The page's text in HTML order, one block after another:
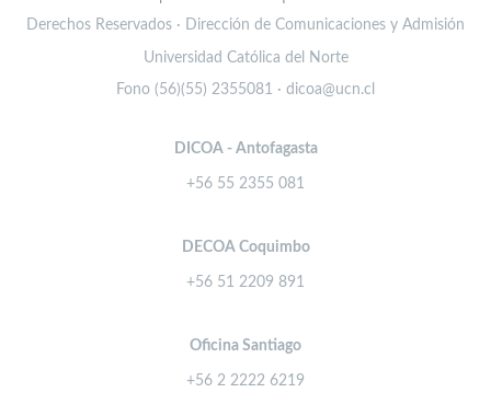
Derechos Reservados · Dirección de Comunicaciones y Admisión
Universidad Católica del Norte
Fono (56)(55) 2355081 · dicoa@ucn.cl
DICOA - Antofagasta
+56 55 2355 081
DECOA Coquimbo
+56 51 2209 891
Oficina Santiago
+56 2 2222 6219